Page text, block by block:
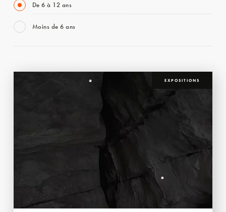
De 6 à 12 ans
Moins de 6 ans
EXPOSITIONS